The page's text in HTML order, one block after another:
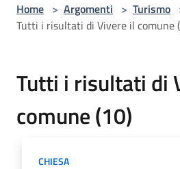
Home > Argomenti > Turismo
Tutti i risultati di Vivere il comune
Tutti i risultati di
comune (10)
CHIESA